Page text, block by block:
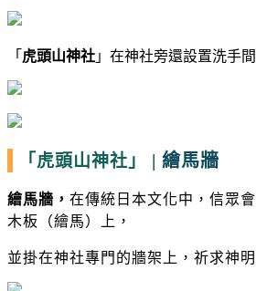
「 虎頭山神社 」在神社旁還設置洗手
「虎頭山神社」 | 繪馬牆
繪馬牆， 在傳統日本文化中，信眾
木板（繪馬）上，
並掛在神社專門的牆架上，祈求神明